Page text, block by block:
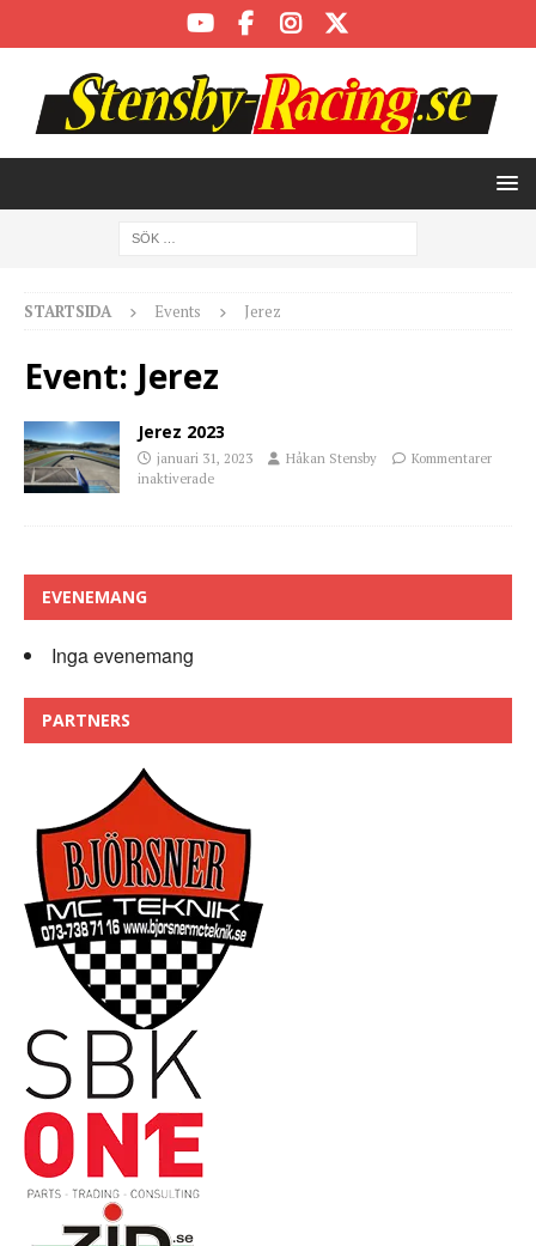
STARTSIDA Events Jerez
Event: Jerez
Jerez 2023
januari 31, 2023 Håkan Stensby
Kommentarer
inaktiverade
EVENEMANG
Inga evenemang
PARTNERS